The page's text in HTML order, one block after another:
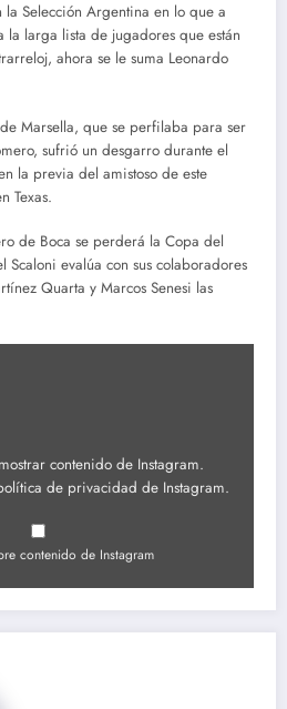
la Selección Argentina en lo que a
la larga lista de jugadores que están
ahora se le suma Leonardo
Marsella, que se perfilaba para ser
sufrió un desgarro durante el
la previa del amistoso de este
Texas.
de Boca se perderá la Copa del
Scaloni evalúa con sus colaboradores
Quarta y Marcos Senesi las
contenido de Instagram.
de privacidad de Instagram.
contenido de Instagram